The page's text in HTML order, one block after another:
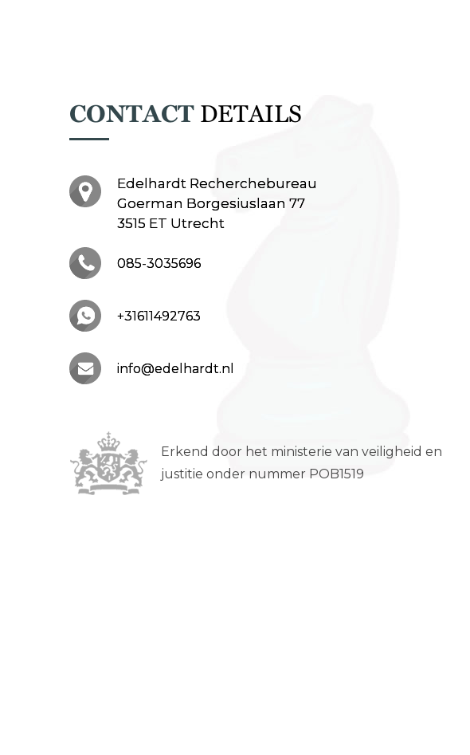
CONTACT DETAILS
Edelhardt Recherchebureau
Goerman Borgesiuslaan 77
3515 ET Utrecht
085-3035696
+31611492763
info@edelhardt.nl
Erkend door het ministerie van veiligheid en
justitie onder nummer POB1519